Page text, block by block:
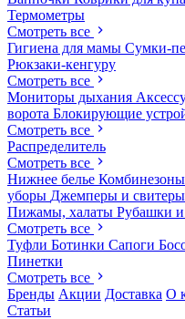
Термометры
Смотреть все
Гигиена для мамы Сумки-
Рюкзаки-кенгуру
Смотреть все
Мониторы дыхания
ворота Блокирующие
Смотреть все
Распределитель
Смотреть все
Нижнее белье Комбинезоны
уборы Джемперы и свитеры
Пижамы, халаты Рубашки
Смотреть все
Туфли Ботинки Сапоги
Пинетки
Смотреть все
Бренды Акции Доставка О
Статьи